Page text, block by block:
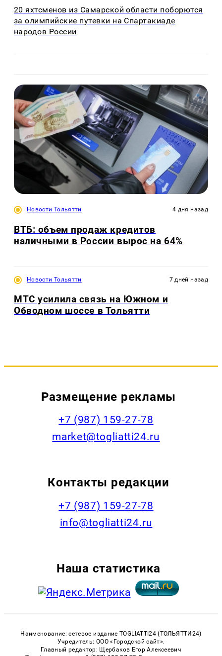
20 яхтсменов из Самарской области поборются
за олимпийские путевки на Спартакиаде
народов России
Новости Тольятти 4 дня назад
ВТБ: объем продаж кредитов
наличными в России вырос на 64%
Новости Тольятти 7 дней назад
МТС усилила связь на Южном и
Обводном шоссе в Тольятти
Размещение рекламы
+7 (987) 159-27-78
market@togliatti24.ru
Контакты редакции
+7 (987) 159-27-78
info@togliatti24.ru
Наша статистика
Наименование: сетевое издание TOGLIATTI24 (ТОЛЬЯТТИ24)
Учредитель: ООО «Городской сайт».
Главный редактор: Щербаков Егор Алексеевич